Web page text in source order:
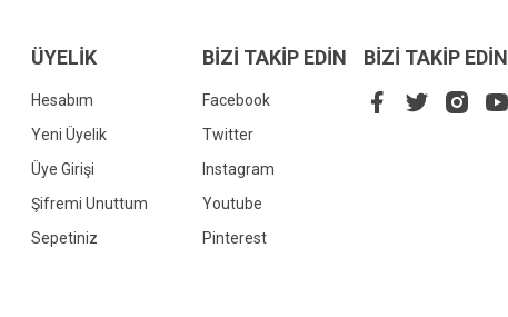
ÜYELİK
Hesabım
Yeni Üyelik
Üye Girişi
Şifremi Unuttum
Sepetiniz
BİZİ TAKİP EDİN
Facebook
Twitter
Instagram
Youtube
Pinterest
BİZİ TAKİP EDİN